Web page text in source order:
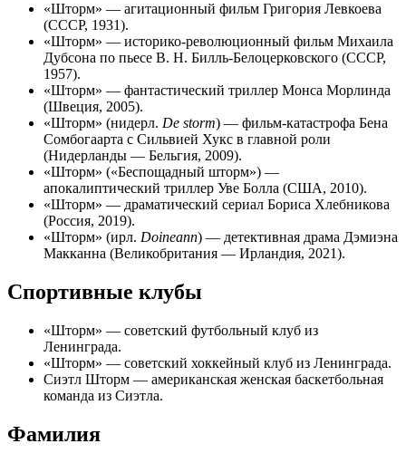
«Шторм» — агитационный фильм Григория Левкоева
(СССР, 1931).
«Шторм» — историко-революционный фильм Михаила
Дубсона по пьесе В. Н. Билль-Белоцерковского (СССР,
1957).
«Шторм» — фантастический триллер Монса Морлинда
(Швеция, 2005).
«Шторм» (нидерл. De storm) — фильм-катастрофа Бена
Сомбогаарта c Сильвией Хукс в главной роли
(Нидерланды — Бельгия, 2009).
«Шторм» («Беспощадный шторм») —
апокалиптический триллер Уве Болла (США, 2010).
«Шторм» — драматический сериал Бориса Хлебникова
(Россия, 2019).
«Шторм» (ирл. Doineann) — детективная драма Дэмиэна
Макканна (Великобритания — Ирландия, 2021).
Спортивные клубы
«Шторм» — советский футбольный клуб из
Ленинграда.
«Шторм» — советский хоккейный клуб из Ленинграда.
Сиэтл Шторм — американская женская баскетбольная
команда из Сиэтла.
Фамилия